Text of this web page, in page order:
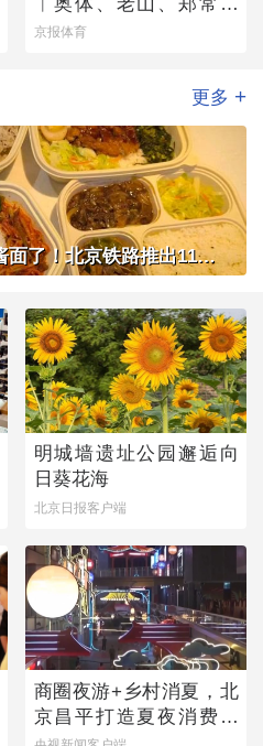
赛区静候百队杯开幕
京报体育
更多 +
高铁上可以点老北京炸酱面了！北京铁路推出11款新品高铁餐
明城墙遗址公园邂逅向
日葵花海
北京日报客户端
商圈夜游+乡村消夏，北
京昌平打造夏夜消费新
图景